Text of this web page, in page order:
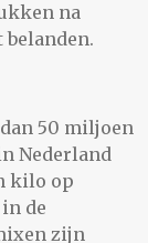
na
50 miljoen
Nederland
kilo op
de
zijn